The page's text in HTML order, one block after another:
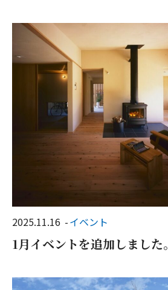
2025.11.16 イベント
1月イベントを追加しました。